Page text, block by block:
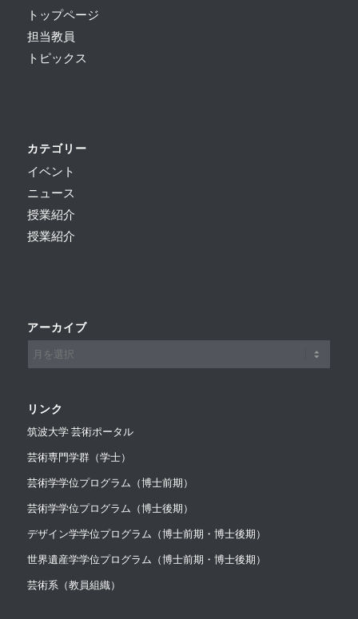
トップページ
担当教員
トピックス
カテゴリー
イベント
ニュース
授業紹介
授業紹介
アーカイブ
リンク
筑波大学 芸術ポータル
芸術専門学群（学士）
芸術学学位プログラム（博士前期）
芸術学学位プログラム（博士後期）
デザイン学学位プログラム（博士前期・博士後期）
世界遺産学学位プログラム（博士前期・博士後期）
芸術系（教員組織）